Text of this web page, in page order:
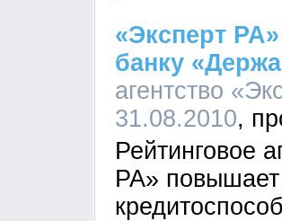
«Эксперт
банку
агентство
31.08.2010
Рейтинговое
РА» повышает